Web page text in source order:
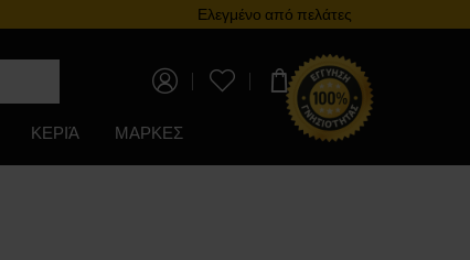
Πρόγραμμα επιβράβευσηςΕλεγμένο από πελάτες
0,00 €
ΚΕΡΙΆ ΜΑΡΚΕΣ